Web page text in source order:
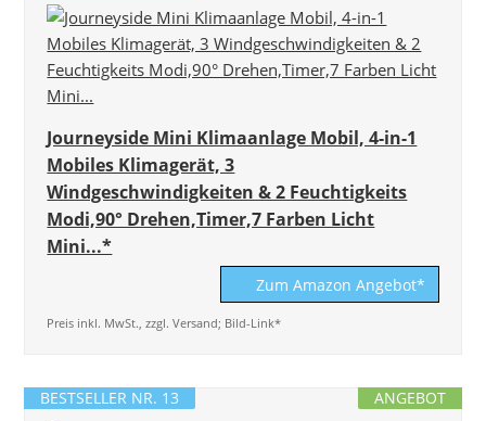
Journeyside Mini Klimaanlage Mobil, 4-in-1
Mobiles Klimagerät, 3
Windgeschwindigkeiten & 2 Feuchtigkeits
Modi,90° Drehen,Timer,7 Farben Licht
Mini...*
Zum Amazon Angebot*
Preis inkl. MwSt., zzgl. Versand; Bild-Link*
ANGEBOT
BESTSELLER NR. 13